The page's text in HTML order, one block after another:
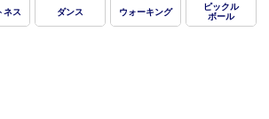
ネス ダンス ウォーキング
ピックル
ボール